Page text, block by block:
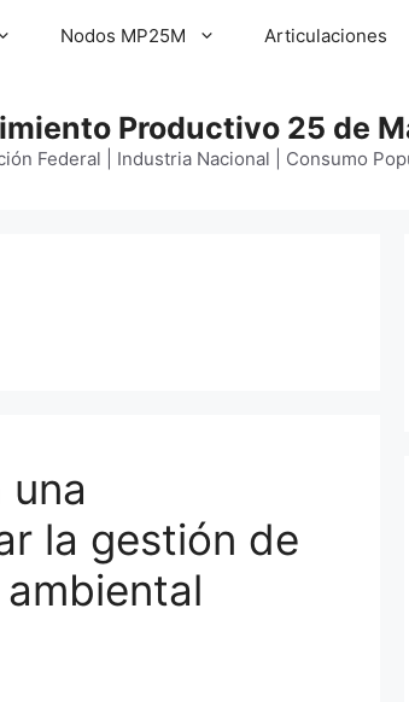
Nodos MP25M Articulaciones
Productivo 25 de
Federal | Industria Nacional | Consumo
una
la gestión de